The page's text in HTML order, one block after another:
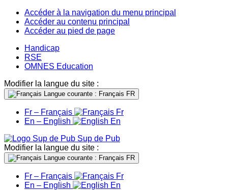
Accéder à la navigation du menu principal
Accéder au contenu principal
Accéder au pied de page
Handicap
RSE
OMNES Education
Modifier la langue du site :
Langue courante : Français FR
Fr – Français
Fr
En – English
En
Sup de Pub
Modifier la langue du site :
Langue courante : Français FR
Fr – Français
Fr
En – English
En